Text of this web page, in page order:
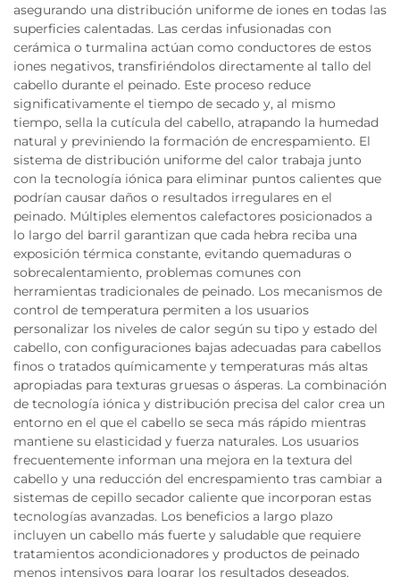
asegurando una distribución uniforme de iones en todas las
superficies calentadas. Las cerdas infusionadas con
cerámica o turmalina actúan como conductores de estos
iones negativos, transfiriéndolos directamente al tallo del
cabello durante el peinado. Este proceso reduce
significativamente el tiempo de secado y, al mismo
tiempo, sella la cutícula del cabello, atrapando la humedad
natural y previniendo la formación de encrespamiento. El
sistema de distribución uniforme del calor trabaja junto
con la tecnología iónica para eliminar puntos calientes que
podrían causar daños o resultados irregulares en el
peinado. Múltiples elementos calefactores posicionados a
lo largo del barril garantizan que cada hebra reciba una
exposición térmica constante, evitando quemaduras o
sobrecalentamiento, problemas comunes con
herramientas tradicionales de peinado. Los mecanismos de
control de temperatura permiten a los usuarios
personalizar los niveles de calor según su tipo y estado del
cabello, con configuraciones bajas adecuadas para cabellos
finos o tratados químicamente y temperaturas más altas
apropiadas para texturas gruesas o ásperas. La combinación
de tecnología iónica y distribución precisa del calor crea un
entorno en el que el cabello se seca más rápido mientras
mantiene su elasticidad y fuerza naturales. Los usuarios
frecuentemente informan una mejora en la textura del
cabello y una reducción del encrespamiento tras cambiar a
sistemas de cepillo secador caliente que incorporan estas
tecnologías avanzadas. Los beneficios a largo plazo
incluyen un cabello más fuerte y saludable que requiere
tratamientos acondicionadores y productos de peinado
menos intensivos para lograr los resultados deseados.